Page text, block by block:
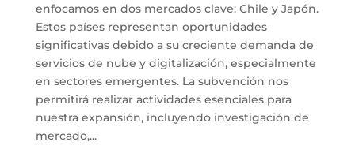
enfocamos en dos mercados clave: Chile y Japón.
Estos países representan oportunidades
significativas debido a su creciente demanda de
servicios de nube y digitalización, especialmente
en sectores emergentes. La subvención nos
permitirá realizar actividades esenciales para
nuestra expansión, incluyendo investigación de
mercado,...